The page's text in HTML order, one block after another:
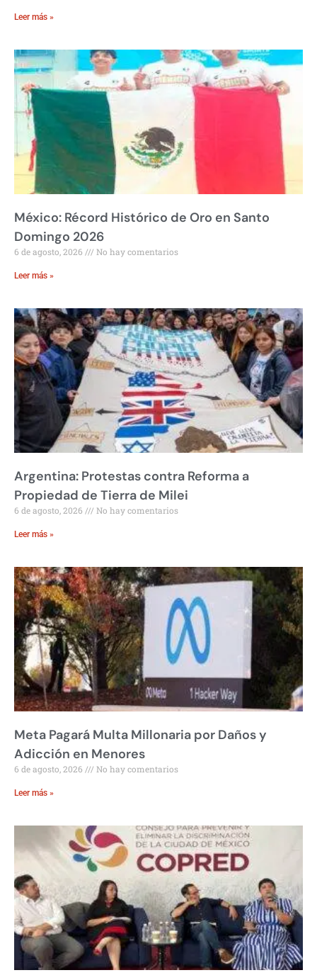
Leer más »
México: Récord Histórico de Oro en Santo
Domingo 2026
6 de agosto, 2026 No hay comentarios
Leer más »
Argentina: Protestas contra Reforma a
Propiedad de Tierra de Milei
6 de agosto, 2026 No hay comentarios
Leer más »
Meta Pagará Multa Millonaria por Daños y
Adicción en Menores
6 de agosto, 2026 No hay comentarios
Leer más »